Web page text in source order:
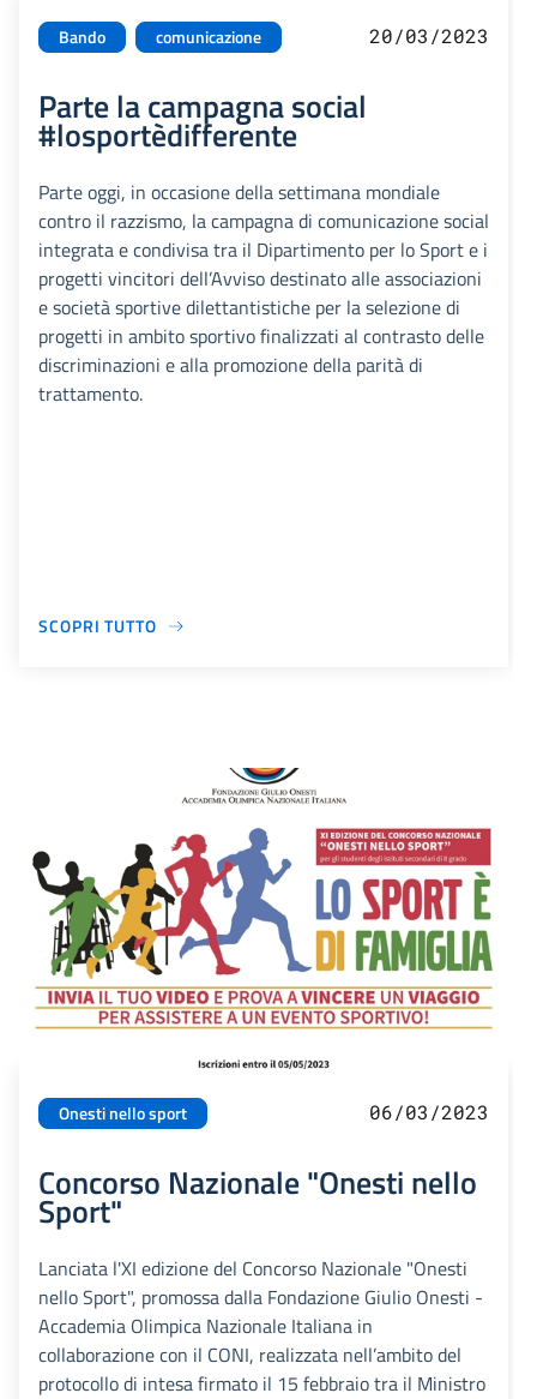
Bando comunicazione 20/03/2023
Parte la campagna social
#losportèdifferente
Parte oggi, in occasione della settimana mondiale
contro il razzismo, la campagna di comunicazione social
integrata e condivisa tra il Dipartimento per lo Sport e i
progetti vincitori dell’Avviso destinato alle associazioni
e società sportive dilettantistiche per la selezione di
progetti in ambito sportivo finalizzati al contrasto delle
discriminazioni e alla promozione della parità di
trattamento.
SCOPRI TUTTO
Onesti nello sport 06/03/2023
Concorso Nazionale "Onesti nello
Sport"
Lanciata l'XI edizione del Concorso Nazionale "Onesti
nello Sport", promossa dalla Fondazione Giulio Onesti -
Accademia Olimpica Nazionale Italiana in
collaborazione con il CONI, realizzata nell’ambito del
protocollo di intesa firmato il 15 febbraio tra il Ministro